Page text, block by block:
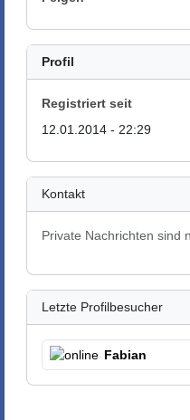
Profil
Registriert seit
12.01.2014 - 22:29
Kontakt
Private Nachrichten sind
Letzte Profilbesucher
Fabian